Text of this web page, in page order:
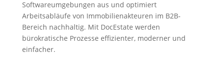
Softwareumgebungen aus und optimiert
Arbeitsabläufe von Immobilienakteuren im B2B-
Bereich nachhaltig. Mit DocEstate werden
bürokratische Prozesse effizienter, moderner und
einfacher.